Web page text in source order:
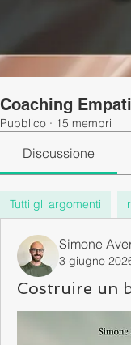
Coaching
Pubblico · 15 membri
Discussione
Tutti gli argomenti
Simone
3 giugno
Costruire un